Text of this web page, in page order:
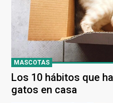
MASCOTAS
Los 10 hábitos que
gatos en casa